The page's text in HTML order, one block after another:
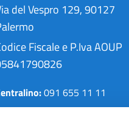
del Vespro 129, 90127
Fiscale e P.Iva AOUP
091 655 11 11